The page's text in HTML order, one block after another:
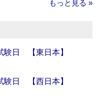
もっと見る »
日 【東日本】
日 【西日本】